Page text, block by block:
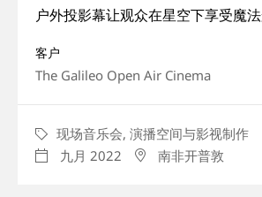
户外投影幕让观众在星空下享受魔法
客户
The Galileo Open Air Cinema
CATEGORY
现场音乐会, 演播空间与影视制作
九月 2022 南非开普敦